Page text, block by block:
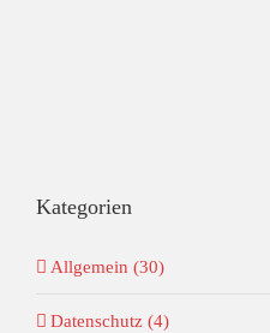
Kategorien
Allgemein (30)
Datenschutz (4)